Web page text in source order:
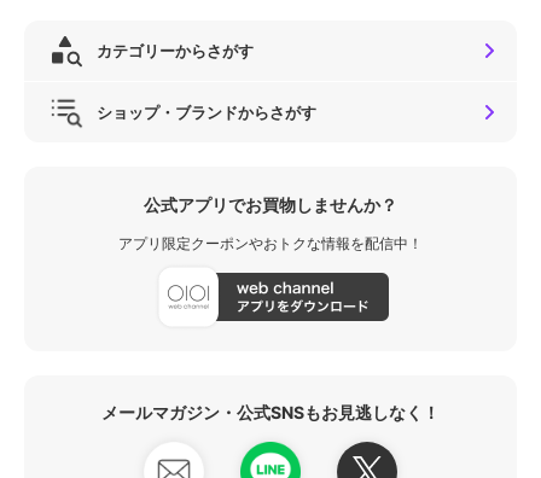
カテゴリーからさがす
ショップ・ブランドからさがす
公式アプリでお買物しませんか？
アプリ限定クーポンやおトクな情報を配信中！
メールマガジン・公式SNSもお見逃しなく！